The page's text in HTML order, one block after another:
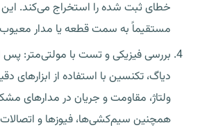
خطای ثبت شده را استخراج می‌کند.
مستقیماً به سمت قطعه یا مدار
بررسی فیزیکی و تست با مولتی‌متر: پس
دیاگ، تکنسین با استفاده از ابزارهای
ولتاژ، مقاومت و جریان در مدارهای
همچنین سیم‌کشی‌ها، فیوزها و